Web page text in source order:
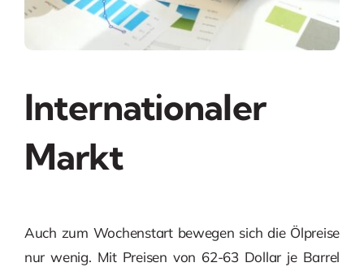
Internationaler
Markt
Auch zum Wochenstart bewegen sich die Ölpreise
nur wenig. Mit Preisen von 62-63 Dollar je Barrel